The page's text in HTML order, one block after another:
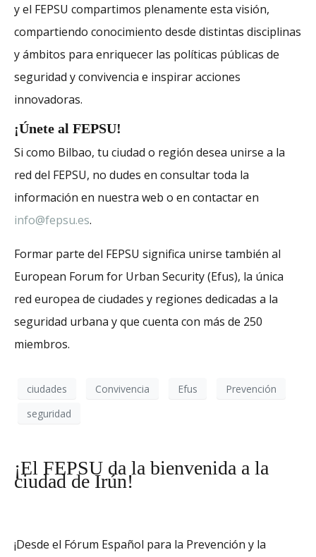
y el FEPSU compartimos plenamente esta visión,
compartiendo conocimiento desde distintas disciplinas
y ámbitos para enriquecer las políticas públicas de
seguridad y convivencia e inspirar acciones
innovadoras.
¡Únete al FEPSU!
Si como Bilbao, tu ciudad o región desea unirse a la
red del FEPSU, no dudes en consultar toda la
información en nuestra web o en contactar en
info@fepsu.es.
Formar parte del FEPSU significa unirse también al
European Forum for Urban Security (Efus), la única
red europea de ciudades y regiones dedicadas a la
seguridad urbana y que cuenta con más de 250
miembros.
ciudades Convivencia Efus
Prevención
seguridad
¡El FEPSU da la bienvenida a la
ciudad de Irún!
¡Desde el Fórum Español para la Prevención y la